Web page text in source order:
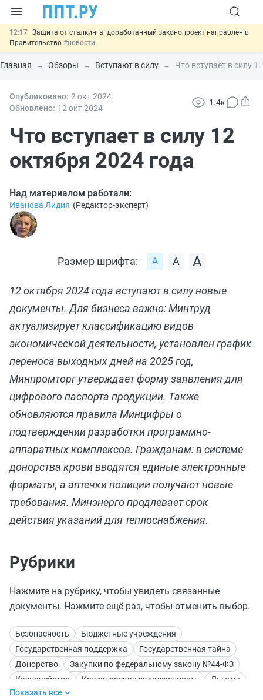
12:17 Защита от сталкинга: доработанный законопроект направлен в
Правительство #новости
11:23 Минпромторг предлагает новые формы сертификата и
декларации о соответствии#новости
00:01
6 августа: важные документы, вступающие в силу сегодня
#новости
#новости
Главная Обзоры Вступают в силу Что вступает в силу
Опубликовано: 2 окт2024
Обновлено: 12 окт2024
1.4к
Что вступает в силу 12
октября 2024 года
Над материалом работали:
Иванова Лидия (Редактор-эксперт)
Размер шрифта:
12 октября 2024 года вступают в силу новые
документы. Для бизнеса важно: Минтруд
актуализирует классификацию видов
экономической деятельности, установлен график
переноса выходных дней на 2025 год,
Минпромторг утверждает форму заявления для
цифрового паспорта продукции. Также
обновляются правила Минцифры о
подтверждении разработки программно-
аппаратных комплексов. Гражданам: в системе
донорства крови вводятся единые электронные
форматы, а аптечки полиции получают новые
требования. Минэнерго продлевает срок
действия указаний для теплоснабжения.
Рубрики
Нажмите на рубрику, чтобы увидеть связанные
документы. Нажмите ещё раз, чтобы отменить выбор.
Безопасность
Бюджетные учреждения
Государственная поддержка
Государственная тайна
Донорство
Закупки по федеральному закону №44-ФЗ
Казначейство
Кредиторская задолженность
Льготы
ОКВЭД — общероссийский классификатор видов
Показать все